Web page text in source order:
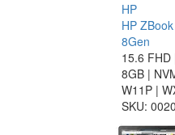
HP
HP
8Gen
15.6
8GB |
W11P |
SKU: